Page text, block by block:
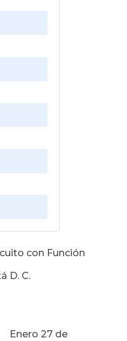
con Función
D. C.
de